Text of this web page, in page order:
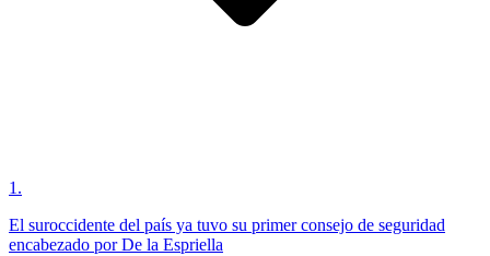
1 .
El suroccidente del país ya tuvo su primer consejo de seguridad
encabezado por De la Espriella